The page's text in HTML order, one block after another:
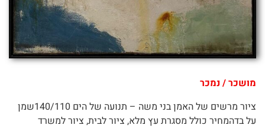
מושכר / נמכר
ציור מרשים של האמן בני משה – תנועה של הים 140/110שמן
על בדהמחיר כולל מסגרת עץ מלא, ציור לבית, ציור למשרד